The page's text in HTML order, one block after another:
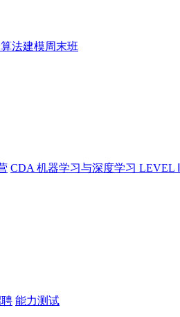
法建模周末班
CDA 机器学习与深度学习 LEVEL
能力测试